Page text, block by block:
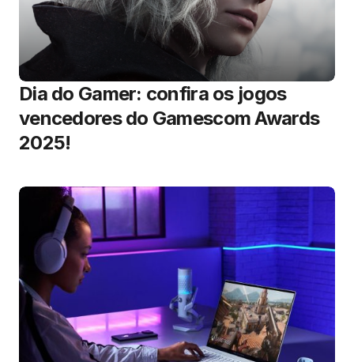
Dia do Gamer: confira os jogos
vencedores do Gamescom Awards
2025!